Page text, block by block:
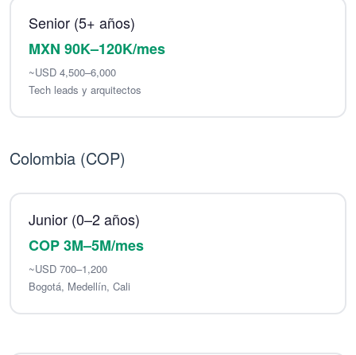
Senior (5+ años)
MXN 90K–120K/mes
~USD 4,500–6,000
Tech leads y arquitectos
Colombia (COP)
Junior (0–2 años)
COP 3M–5M/mes
~USD 700–1,200
Bogotá, Medellín, Cali